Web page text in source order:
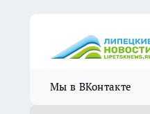
Мы в ВКонтакте